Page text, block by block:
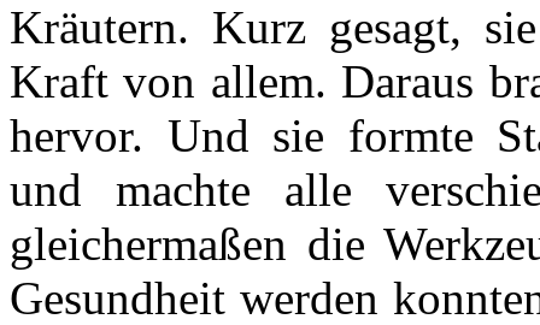
Kräutern. Kurz gesagt,
Kraft von allem. Daraus
hervor. Und sie formte
und machte alle
gleichermaßen die
Gesundheit werden